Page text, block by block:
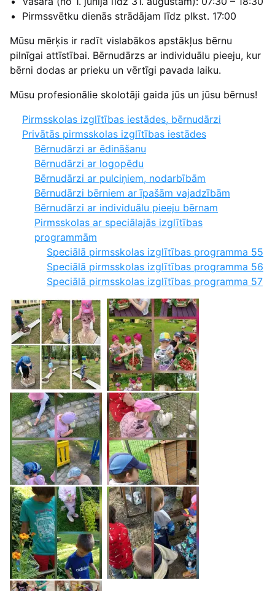
Pirmssvētku dienās strādājam līdz plkst. 17:00
Mūsu mērķis ir radīt vislabākos apstākļus bērnu
pilnīgai attīstībai. Bērnudārzs ar individuālu pieeju, kur
bērni dodas ar prieku un vērtīgi pavada laiku.
Mūsu profesionālie skolotāji gaida jūs un jūsu bērnus!
Pirmsskolas izglītības iestādes, bērnudārzi
Privātās pirmsskolas izglītības iestādes
Bērnudārzi ar ēdināšanu
Bērnudārzi ar logopēdu
Bērnudārzi ar pulciņiem, nodarbībām
Bērnudārzi bērniem ar īpašām vajadzībām
Bērnudārzi ar individuālu pieeju bērnam
Pirmsskolas ar speciālajās izglītības
programmām
Speciālā pirmsskolas izglītības programma 55
Speciālā pirmsskolas izglītības programma 56
Speciālā pirmsskolas izglītības programma 57